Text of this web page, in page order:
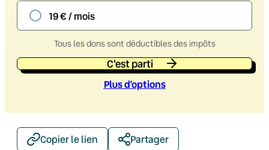
19 € / mois
Tous les dons sont déductibles des impôts
C'est parti
Plus d’options
Copier le lien Partager